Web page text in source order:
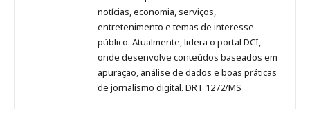
notícias, economia, serviços,
entretenimento e temas de interesse
público. Atualmente, lidera o portal DCI,
onde desenvolve conteúdos baseados em
apuração, análise de dados e boas práticas
de jornalismo digital. DRT 1272/MS